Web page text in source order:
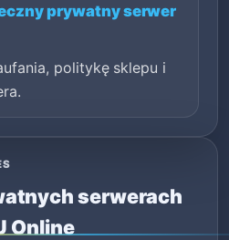
prywatny serwer
politykę sklepu i
serwerach
Online